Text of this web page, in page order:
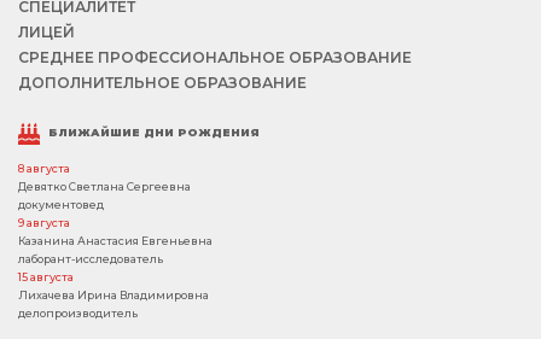
СПЕЦИАЛИТЕТ
ЛИЦЕЙ
СРЕДНЕЕ ПРОФЕССИОНАЛЬНОЕ ОБРАЗОВАНИЕ
ДОПОЛНИТЕЛЬНОЕ ОБРАЗОВАНИЕ
БЛИЖАЙШИЕ ДНИ РОЖДЕНИЯ
8 августа
Девятко Светлана Сергеевна
документовед
9 августа
Казанина Анастасия Евгеньевна
лаборант-исследователь
15 августа
Лихачева Ирина Владимировна
делопроизводитель